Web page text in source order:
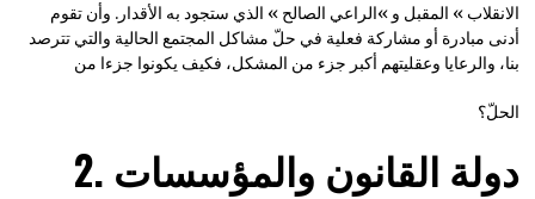
الانقلاب » المقبل و »الراعي الصالح » الذي ستجود به الأقدار. وأن تقوم
أدنى مبادرة أو مشاركة فعلية في حلّ مشاكل المجتمع الحالية والتي تترصد
بنا، والرعايا وعقليتهم أكبر جزء من المشكل، فكيف يكونوا جزءا من
الحلّ؟
2. دولة القانون والمؤسسات